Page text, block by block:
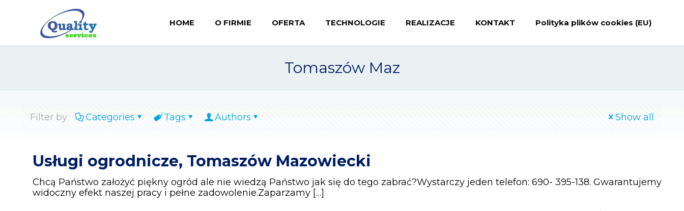
HOME O FIRMIE OFERTA TECHNOLOGIE REALIZACJE KONTAKT Polityka plików cookies (EU)
Tomaszów Maz
Filter by Categories Tags Authors Show all
Usługi ogrodnicze, Tomaszów Mazowiecki
Chcą Państwo założyć piękny ogród ale nie wiedzą Państwo jak się do tego zabrać?Wystarczy jeden telefon: 690- 395-138. Gwarantujemy
widoczny efekt naszej pracy i pełne zadowolenie.Zaparzamy […]